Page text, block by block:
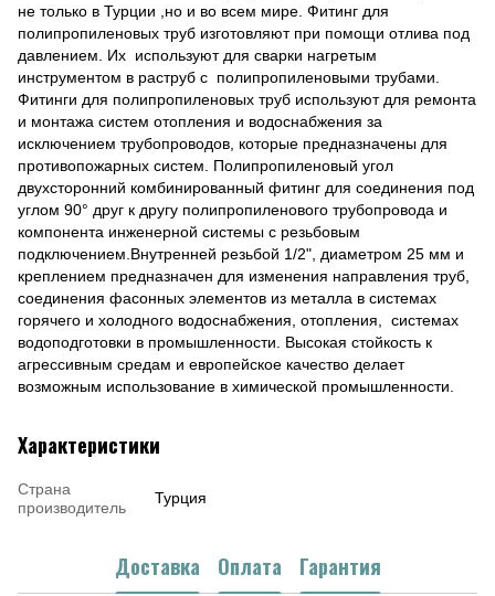
не только в Турции ,но и во всем мире. Фитинг для
полипропиленовых труб изготовляют при помощи отлива под
давлением. Их используют для сварки нагретым
инструментом в раструб с полипропиленовыми трубами.
Фитинги для полипропиленовых труб используют для ремонта
и монтажа систем отопления и водоснабжения за
исключением трубопроводов, которые предназначены для
противопожарных систем. Полипропиленовый угол
двухсторонний комбинированный фитинг для соединения под
углом 90° друг к другу полипропиленового трубопровода и
компонента инженерной системы с резьбовым
подключением.Внутренней резьбой 1/2", диаметром 25 мм и
креплением предназначен для изменения направления труб,
соединения фасонных элементов из металла в системах
горячего и холодного водоснабжения, отопления, системах
водоподготовки в промышленности. Высокая стойкость к
агрессивным средам и европейское качество делает
возможным использование в химической промышленности.
Характеристики
Страна
производитель
Турция
Доставка Оплата Гарантия